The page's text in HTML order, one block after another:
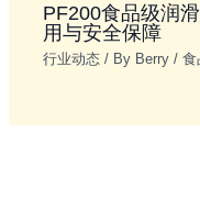
PF200食品级润
用与安全保障
行业动态 / By Berry/食